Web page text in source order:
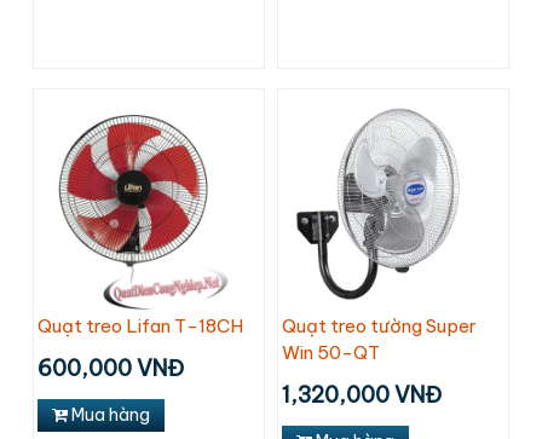
Quạt treo Lifan T-18CH
600,000 VNĐ
Mua hàng
Quạt treo tường Super
Win 50-QT
1,320,000 VNĐ